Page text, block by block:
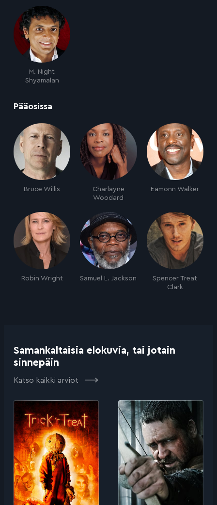
M. Night
Shyamalan
Pääosissa
Bruce Willis
Charlayne
Woodard
Eamonn Walker
Robin Wright Samuel L. Jackson
Spencer Treat
Clark
Samankaltaisia elokuvia, tai jotain
sinnepäin
Katso kaikki arviot